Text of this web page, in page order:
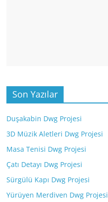
Son Yazılar
Duşakabin Dwg Projesi
3D Müzik Aletleri Dwg Projesi
Masa Tenisi Dwg Projesi
Çatı Detayı Dwg Projesi
Sürgülü Kapı Dwg Projesi
Yürüyen Merdiven Dwg Projesi